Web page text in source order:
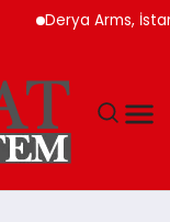
Derya Arms, İstanbul